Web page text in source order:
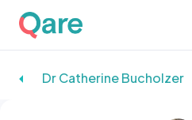
Dr Catherine Bucholzer